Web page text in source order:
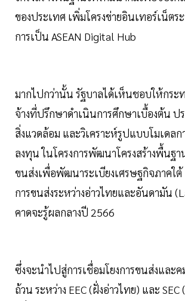
ของประเทศ เพิ่มโครงข่ายอินเทอร์เน็ตร
การเป็น ASEAN Digital Hub
มากไปกว่านั้น รัฐบาลได้เห็นชอบให้กระ
จ้างที่ปรึกษาดำเนินการศึกษาเบื้องต้น ป
สิ่งแวดล้อม และวิเคราะห์รูปแบบโมเดล
ลงทุน ในโครงการพัฒนาโครงสร้างพื้นฐ
ขนส่งเพื่อพัฒนาระเบียงเศรษฐกิจภาคใต้
การขนส่งระหว่างอ่าวไทยและอันดามัน
คาดจะรู้ผลกลางปี 2566
ซึ่งจะนำไปสู่การเชื่อมโยงการขนส่งและ
ถ้วน ระหว่าง EEC (ฝั่งอ่าวไทย) และ